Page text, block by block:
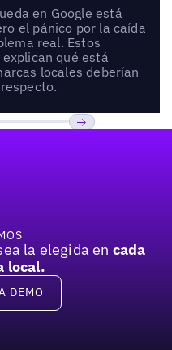
en Google está
el pánico por la caída
real. Estos
qué está
locales deberían
la elegida en cada
local.
DEMO